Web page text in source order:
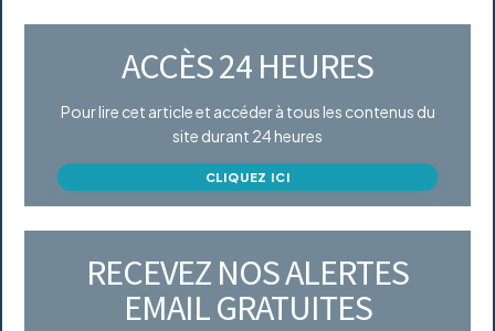
ACCÈS 24 HEURES
Pour lire cet article et accéder à tous les contenus du
site durant 24 heures
CLIQUEZ ICI
RECEVEZ NOS ALERTES
EMAIL GRATUITES